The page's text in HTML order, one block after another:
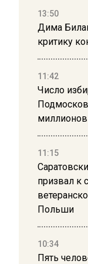
13:50
Дима
критику
11:42
Число
миллионов
11:15
призвал к
Польши
10:34
Пять